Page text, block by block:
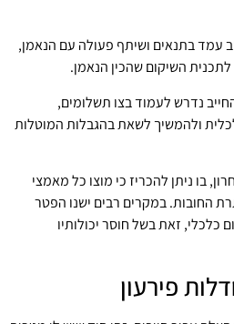
עמד בתנאים ושיתף פעולה עם הנאמן,
השיקום שהכין הנאמן.
כ 3 שנים בה החייב נדרש לעמוד בצו תשלומים,
ולהמשיך לשאת בהגבלות המוטלות
בו ניתן להכריז כי מוצו כל מאמצי
החובות. במקרים רבים ישנו הפטר
זאת בשל חוסר יכולותיו
פירעון